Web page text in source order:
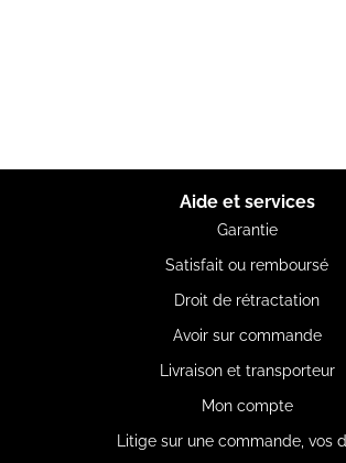
Aide et services
Garantie
Satisfait ou remboursé
Droit de rétractation
Avoir sur commande
Livraison et transporteur
Mon compte
Litige sur une commande, vos